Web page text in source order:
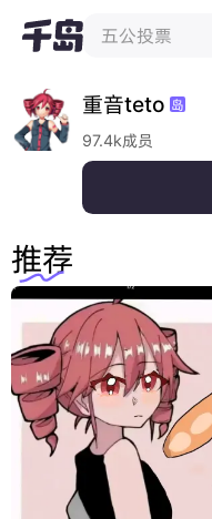
五公投票
重音teto 岛
97.4k成员
推荐